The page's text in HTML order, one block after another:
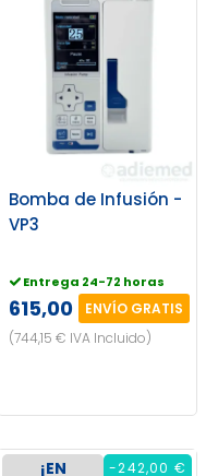
Bomba de Infusión -
VP3
Entrega 24-72 horas
615,00 €ENVÍO GRATIS
(744,15 € IVA Incluido)
¡EN -242,00 €